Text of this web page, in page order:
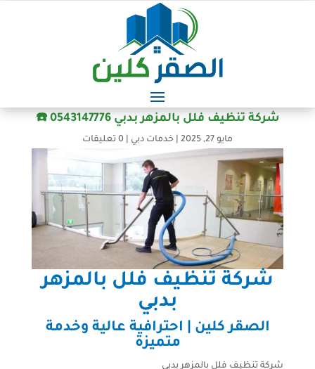
شركة تنظيف فلل بالمزهر بدبي 0543147776 ☎️
مايو 27, 2025 خدمات دبي 0 تعليقات
شركة تنظيف فلل بالمزهر
بدبي
الصقر كلين | احترافية عالية وخدمة
متميزة
شركة تنظيف فلل بالمزهر بدبي